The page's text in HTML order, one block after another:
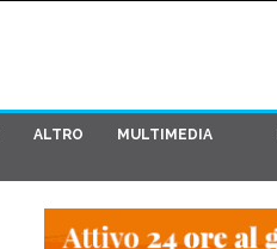
ALTRO MULTIMEDIA